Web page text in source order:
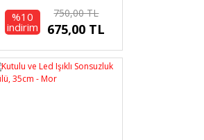
%10
indirim
750,00 TL
675,00 TL